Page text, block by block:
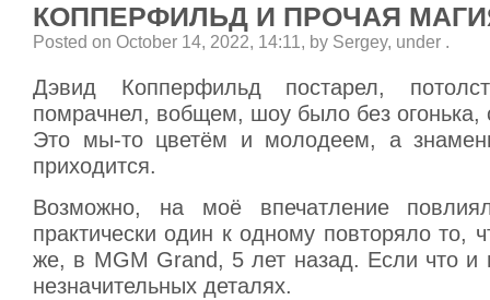
КОППЕРФИЛЬД И ПРОЧАЯ
Posted on October 14, 2022, 14:11, by Sergey, under .
Дэвид Копперфильд постарел,
помрачнел, вобщем, шоу было без огонька,
Это мы-то цветём и молодеем, а
приходится.
Возможно, на моё впечатление
практически один к одному повторяло то,
же, в MGM Grand, 5 лет назад. Если что и
незначительных деталях.